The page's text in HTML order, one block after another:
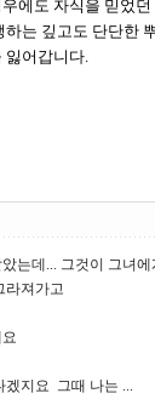
에도 자식을 믿었던
는 깊고도 단단한
잃어갑니다.
는데... 그것이 그녀
라져가고
겠지요 그때 나는 ...